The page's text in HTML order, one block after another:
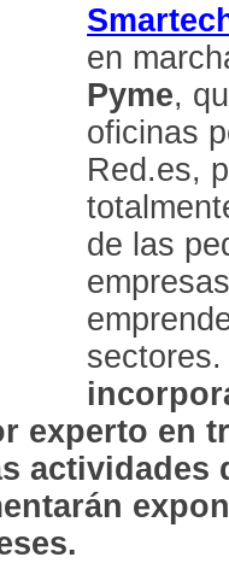
en
Pyme,
oficinas
Red.es,
de las
experto en
actividades